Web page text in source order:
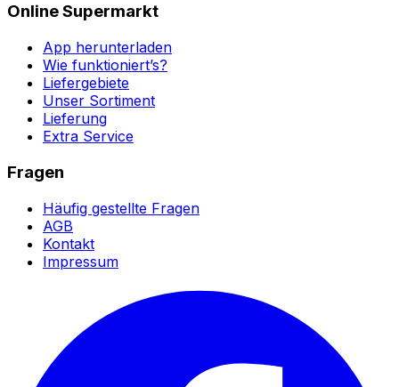
Online Supermarkt
App herunterladen
Wie funktioniert’s?
Liefergebiete
Unser Sortiment
Lieferung
Extra Service
Fragen
Häufig gestellte Fragen
AGB
Kontakt
Impressum